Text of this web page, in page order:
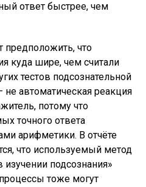
ответ быстрее, чем
предположить, что
куда шире, чем считали
тестов подсознательной
не автоматическая реакция
потому что
точного ответа
арифметики. В отчёте
что используемый метод
подсознания»
тоже могут